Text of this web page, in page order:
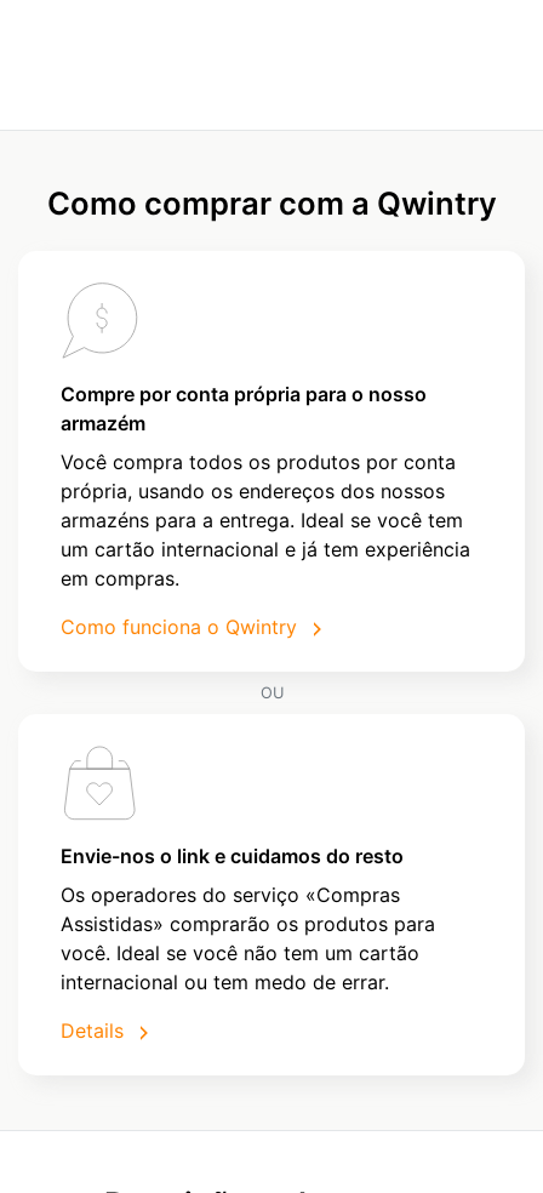
Como comprar com a Qwintry
Compre por conta própria para o nosso
armazém
Você compra todos os produtos por conta
própria, usando os endereços dos nossos
armazéns para a entrega. Ideal se você tem
um cartão internacional e já tem experiência
em compras.
Como funciona o Qwintry
OU
Envie-nos o link e cuidamos do resto
Os operadores do serviço «Compras
Assistidas» comprarão os produtos para
você. Ideal se você não tem um cartão
internacional ou tem medo de errar.
Details